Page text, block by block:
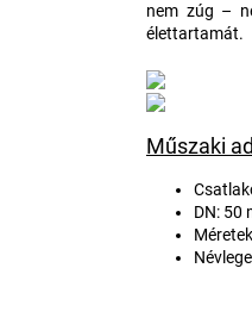
nem zúg –
élettartamát.
Műszaki
DN: 50